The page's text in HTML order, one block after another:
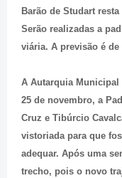
Barão de Studart
Serão realizadas a
viária. A previsão é de
A Autarquia Municipal
25 de novembro, a
Cruz e Tibúrcio
vistoriada para que
adequar. Após uma
trecho, pois o novo